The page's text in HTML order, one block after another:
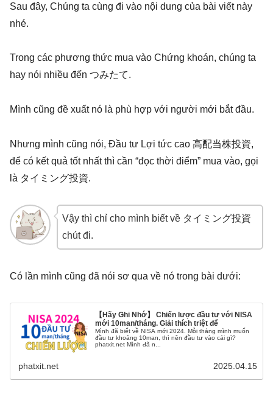
Sau đây, Chúng ta cùng đi vào nội dung của bài viết này
nhé.
Trong các phương thức mua vào Chứng khoán, chúng ta
hay nói nhiều đến つみたて.
Mình cũng đề xuất nó là phù hợp với người mới bắt đầu.
Nhưng mình cũng nói, Đầu tư Lợi tức cao 高配当株投資,
để có kết quả tốt nhất thì cần “đọc thời điểm” mua vào, gọi
là タイミング投資.
Vậy thì chỉ cho mình biết về タイミング投資
chút đi.
Có lần mình cũng đã nói sơ qua về nó trong bài dưới:
【Hãy Ghi Nhớ】 Chiến lược đầu tư với NISA
mới 10man/tháng. Giải thích triệt để
Mình đã biết về NISA mới 2024. Mỗi tháng mình muốn
đầu tư khoảng 10man, thì nên đầu tư vào cái gì?
phatxit.net Mình đã n...
phatxit.net 2025.04.15